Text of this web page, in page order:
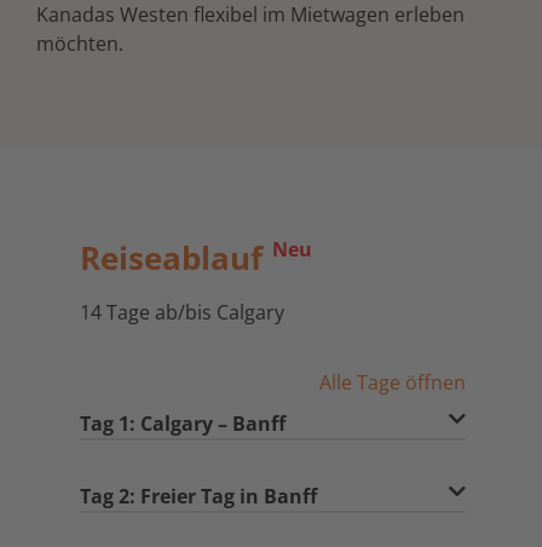
Kanadas Westen flexibel im Mietwagen erleben
möchten.
Reiseablauf Neu
14 Tage ab/bis Calgary
Alle Tage öffnen
Tag 1: Calgary – Banff
Tag 2: Freier Tag in Banff